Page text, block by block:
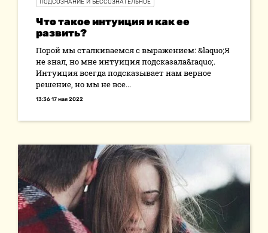
ПОДСОЗНАНИЕ И БЕССОЗНАТЕЛЬНОЕ
Что такое интуиция и как ее
развить?
Порой мы сталкиваемся с выражением: &laquo;Я
не знал, но мне интуиция подсказала&raquo;.
Интуиция всегда подсказывает нам верное
решение, но мы не все...
13:36 17 мая 2022